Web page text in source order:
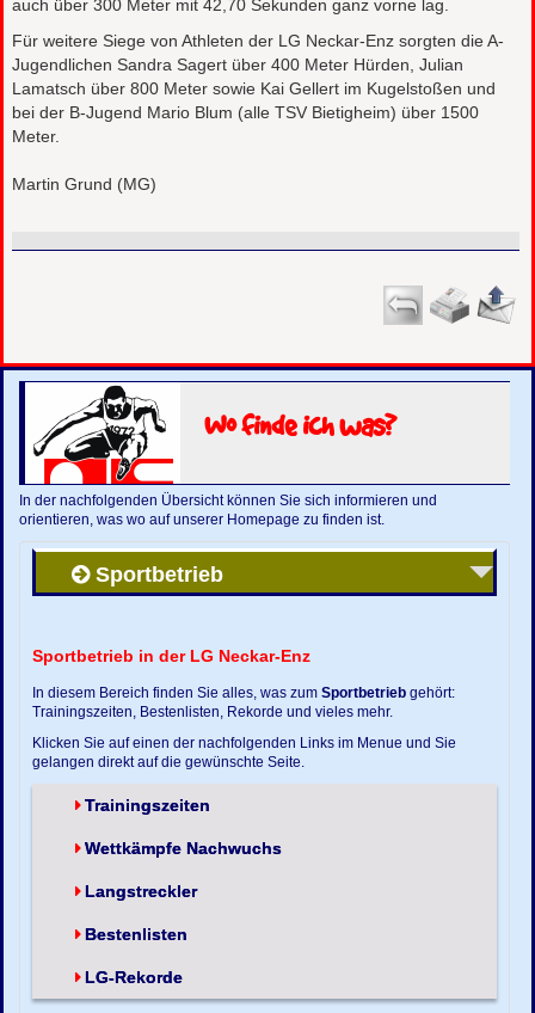
auch über 300 Meter mit 42,70 Sekunden ganz vorne lag.
Für weitere Siege von Athleten der LG Neckar-Enz sorgten die A-
Jugendlichen Sandra Sagert über 400 Meter Hürden, Julian
Lamatsch über 800 Meter sowie Kai Gellert im Kugelstoßen und
bei der B-Jugend Mario Blum (alle TSV Bietigheim) über 1500
Meter.
Martin Grund (MG)
Wo finde ich was?
In der nachfolgenden Übersicht können Sie sich informieren und
orientieren, was wo auf unserer Homepage zu finden ist.
Sportbetrieb
Sportbetrieb in der LG Neckar-Enz
In diesem Bereich finden Sie alles, was zumSportbetrieb gehört:
Trainingszeiten, Bestenlisten, Rekorde und vieles mehr.
Klicken Sie auf einen der nachfolgenden Links im Menue und Sie
gelangen direkt auf die gewünschte Seite.
Trainingszeiten
Wettkämpfe Nachwuchs
Langstreckler
Bestenlisten
LG-Rekorde